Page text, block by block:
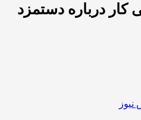
درباره دستمزد